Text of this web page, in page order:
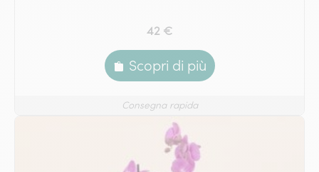
42 €
Scopri di più
Consegna rapida